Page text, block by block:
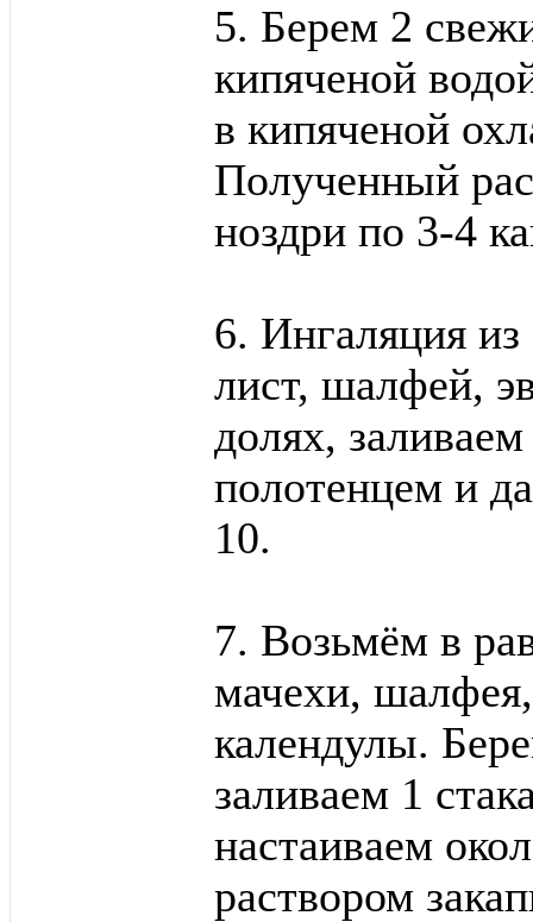
5. Берем 2
кипяченой
в кипяченой
Полученный
ноздри по 3-4
6. Ингаляция
лист, шалфей,
долях,
полотенцем и
10.
7. Возьмём в
мачехи,
календулы.
заливаем 1
настаиваем
раствором